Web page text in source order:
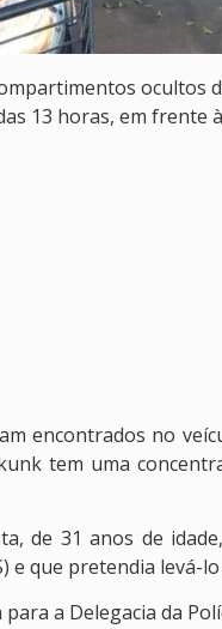
ocultos
13 horas, em frente
encontrados no
tem uma
de 31 anos de
e que pretendia levá-
a Delegacia da